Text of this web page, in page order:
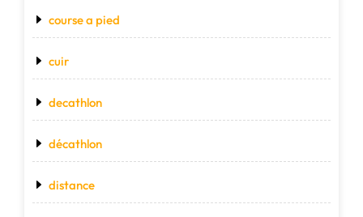
course a pied
cuir
decathlon
décathlon
distance